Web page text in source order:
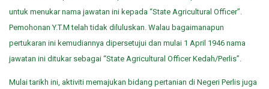
untuk menukar nama jawatan ini kepada “State Agricultural Officer”.
Pemohonan Y.T.M telah tidak diluluskan. Walau bagaimanapun
pertukaran ini kemudiannya dipersetujui dan mulai 1 April 1946 nama
jawatan ini ditukar sebagai “State Agricultural Officer Kedah/Perlis”.
Mulai tarikh ini, aktiviti memajukan bidang pertanian di Negeri Perlis juga